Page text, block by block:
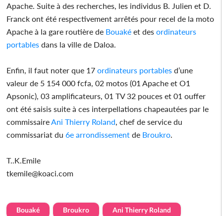
Apache. Suite à des recherches, les individus B. Julien et D.
Franck ont été respectivement arrêtés pour recel de la moto
Apache à la gare routière de Bouaké et des ordinateurs
portables dans la ville de Daloa.
Enfin, il faut noter que 17 ordinateurs portables d’une
valeur de 5 154 000 fcfa, 02 motos (01 Apache et O1
Apsonic), 03 amplificateurs, 01 TV 32 pouces et 01 ouffer
ont été saisis suite à ces interpellations chapeautées par le
commissaire Ani Thierry Roland , chef de service du
commissariat du 6e arrondissement de Broukro
T..K.Emile
tkemile@koaci.com
Bouaké Broukro Ani Thierry Roland